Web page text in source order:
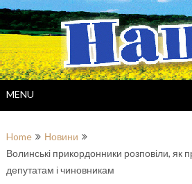
Skip
to
content
MENU
Home
Новини
Волинські прикордонники розповіли, як
депутатам і чиновникам